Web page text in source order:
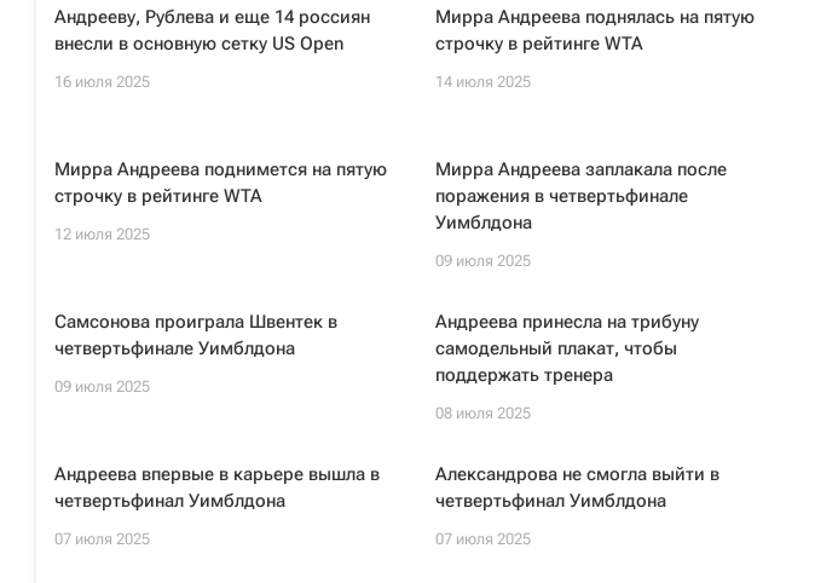
Андрееву, Рублева и еще 14 россиян
внесли в основную сетку US Open
16 июля 2025
Мирра Андреева поднялась на пятую
строчку в рейтинге WTA
14 июля 2025
Мирра Андреева поднимется на пятую
строчку в рейтинге WTA
12 июля 2025
Мирра Андреева заплакала после
поражения в четвертьфинале
Уимблдона
09 июля 2025
Самсонова проиграла Швентек в
четвертьфинале Уимблдона
09 июля 2025
Андреева принесла на трибуну
самодельный плакат, чтобы
поддержать тренера
08 июля 2025
Андреева впервые в карьере вышла в
четвертьфинал Уимблдона
07 июля 2025
Александрова не смогла выйти в
четвертьфинал Уимблдона
07 июля 2025